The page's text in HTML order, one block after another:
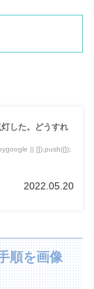
した。どうすれ
|| []).push({});
2022.05.20
順を画像